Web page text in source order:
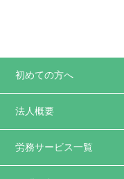
初めての方へ
法人概要
労務サービス一覧